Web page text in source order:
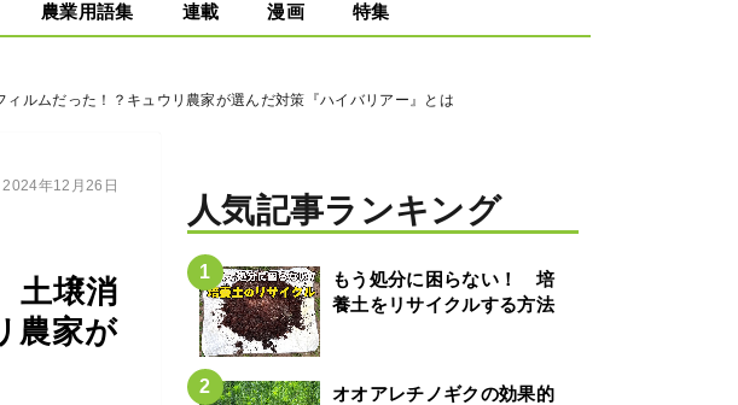
農業用語集 連載 漫画 特集
ルムだった！？キュウリ農家が選んだ対策『ハイバリアー』とは
土壌消
農家が
2024年12月26日
人気記事ランキング
もう処分に困らない！ 培
養土をリサイクルする方法
オオアレチノギクの効果的